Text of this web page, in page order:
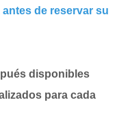
de reservar su
disponibles
para cada